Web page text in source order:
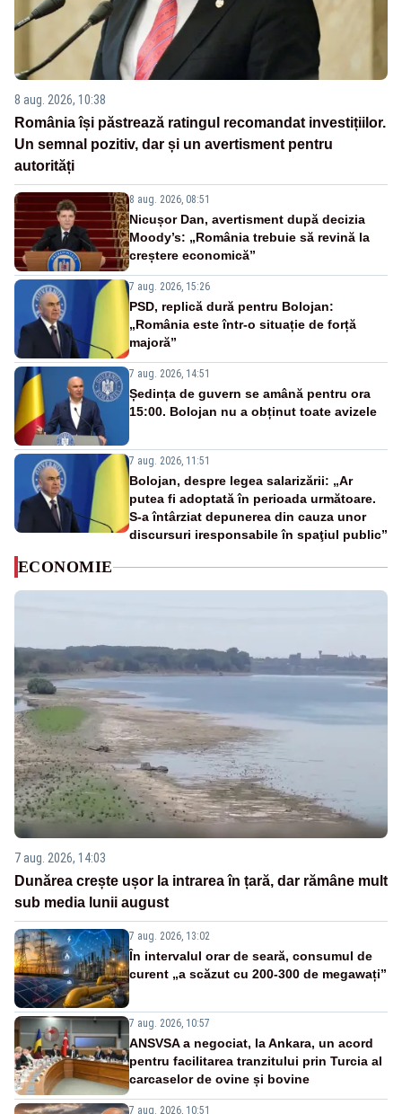
8 aug. 2026, 10:38
România își păstrează ratingul recomandat investițiilor.
Un semnal pozitiv, dar și un avertisment pentru
autorități
8 aug. 2026, 08:51
Nicușor Dan, avertisment după decizia
Moody’s: „România trebuie să revină la
creștere economică”
7 aug. 2026, 15:26
PSD, replică dură pentru Bolojan:
„România este într-o situație de forță
majoră”
7 aug. 2026, 14:51
Ședința de guvern se amână pentru ora
15:00. Bolojan nu a obținut toate avizele
7 aug. 2026, 11:51
Bolojan, despre legea salarizării: „Ar
putea fi adoptată în perioada următoare.
S-a întârziat depunerea din cauza unor
discursuri iresponsabile în spaţiul public”
ECONOMIE
7 aug. 2026, 14:03
Dunărea crește ușor la intrarea în țară, dar rămâne mult
sub media lunii august
7 aug. 2026, 13:02
În intervalul orar de seară, consumul de
curent „a scăzut cu 200-300 de megawați”
7 aug. 2026, 10:57
ANSVSA a negociat, la Ankara, un acord
pentru facilitarea tranzitului prin Turcia al
carcaselor de ovine și bovine
7 aug. 2026, 10:51